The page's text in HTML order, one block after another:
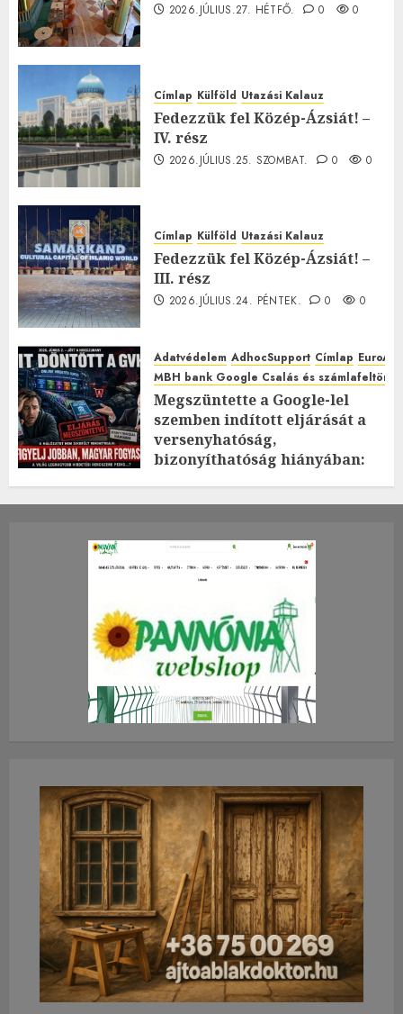
2026.JÚLIUS.27. HÉTFŐ. 0 0
Címlap Külföld Utazási Kalauz
Fedezzük fel Közép-Ázsiát! –
IV. rész
2026.JÚLIUS.25. SZOMBAT. 0 0
Címlap Külföld Utazási Kalauz
Fedezzük fel Közép-Ázsiát! –
III. rész
2026.JÚLIUS.24. PÉNTEK. 0 0
Adatvédelem AdhocSupport Címlap
MBH bank Google Csalás és
Megszüntette a Google-lel
szemben indított eljárását a
versenyhatóság,
bizonyíthatóság hiányában:
2026.JÚLIUS.23. CSÜTÖRTÖK.
0